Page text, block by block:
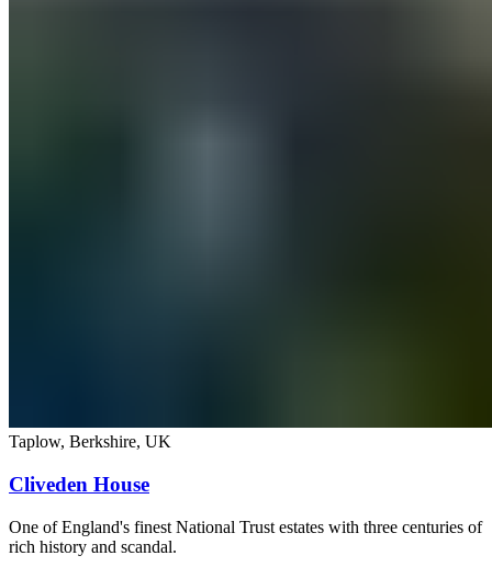
Taplow, Berkshire​​​​‌ ‍ ​‍​‍‌‍ ‌ ​‍‌‍‍‌‌‍‌ ‌‍‍‌‌‍ ‍​‍​‍​ ‍‍​‍​‍‌ ​ ‌‍​‌‌‍ ‍‌‍‍‌‌ ‌​‌ ‍‌​‍ ‍‌‍‍‌‌‍ ​‍​‍​‍ ​​‍​‍‌‍‍​‌ ​‍‌‍‌‌‌‍‌‍​‍​‍​ ‍‍​‍​‍‌‍‍​‌ ‌​‌ ‌​‌ ​​‌ ​ ​ ‍‍​‍ ​‍ ‌‍ ​​‍ ‌‌‍​‌‌‍ ‍‌‍‌​​‍ ‌‌ ​‍​‍ ‌‌‍‍​‌‍ ‌ ‌​‌‍‌‌‌‍ ​‌ ​ ​‍ ‌‌ ​ ‌ ‌​‌ ‌‌‌‍‌​‌‍‍‌‌‍ ​‍ ‍‌ ‌‍‌‍‌‌‌ ​‍‌‍​ ‌‍‌‌‌‍ ​​‍ ‍‌‍​‌‌ ​​‌ ​​​‍ ‌‍‍‌‌‍ ‍‌ ‌​‌‍‌‌‌‍ ‍‌ ‌​​‍ ‌‍‌‌‌‍‌​‌‍‍‌‌ ‌​​‍ ‌‍ ‌‌‍ ‌‍‌​‌‍‌‌​ ‌‌ ​​‌ ​‍‌‍‌‌‌ ​ ‌‍‌‌‌‍ ‍‌ ‌​‌‍​‌‌ ‌​‌‍‍‌‌‍ ‌‍ ‍​ ‍ ‌‍‍‌‌‍‌​​ ‌​ ​‍​ ‌ ​ ​‌​ ‍‌​ ‌​‌‍​ ​ ‌‌​ ‌ ​‍ ‌‌‍​‌‌‍​‌‌‍​‌​ ​ ​‍ ‌​ ‌​​ ‌‌​ ‌‌‌‍‌​​‍ ‌‌‍​‌​ ‍​​ ‌‍‌‍‌‍​‍ ‌‌‍‌‍‌‍​ ‌‍​‍​ ‍‌​ ‌ ​ ‌​​ ‌‌​ ‌‌‌‍​‍​ ​ ​ ​‌​ ​ ​ ‍ ‌ ‌​‌ ‍‌‌ ​​‌‍‌‌​ ‌‌‍‍​‌‍ ‌ ‌​‌‍‌‌‌‍ ​​ ‍ ‌ ​​‌‍​‌‌ ‌​‌‍‍​​ ‌‌‍ ​‌‍ ‌‍​ ‌‍​‌‌ ‌​‌‍‍‌‌‍ ‌‍ ‍​ ‌‍​‍‌‍​‌‌ ​ ‌‍‌‌‌‌‌‌‌ ​‍‌‍ ​​ ‌‌‍‍​‌ ‌​‌ ‌​‌ ​​‌ ​ ​‍‌‌​ ​ ‌​​‌​‍‌‌​ ​‍‌​‌‍​‍‌‌​ ​‍‌​‌‍‌‍ ​​‍ ‌‌‍​‌‌‍ ‍‌‍‌​​‍ ‌‌ ​‍​‍ ‌‌‍‍​‌‍ ‌ ‌​‌‍‌‌‌‍ ​‌ ​ ​‍ ‌‌ ​ ‌ ‌​‌ ‌‌‌‍‌​‌‍‍‌‌‍ ​‍ ‍‌ ‌‍‌‍‌‌‌ ​‍‌‍​ ‌‍‌‌‌‍ ​​‍ ‍‌‍​‌‌ ​​‌ ​​​‍‌‍‌‍‍‌‌‍‌​​ ‌​ ​‍​ ‌ ​ ​‌​ ‍‌​ ‌​‌‍​ ​ ‌‌​ ‌ ​‍ ‌‌‍​‌‌‍​‌‌‍​‌​ ​ ​‍ ‌​ ‌​​ ‌‌​ ‌‌‌‍‌​​‍ ‌‌‍​‌​ ‍​​ ‌‍‌‍‌‍​‍ ‌‌‍‌‍‌‍​ ‌‍​‍​ ‍‌​ ‌ ​ ‌​​ ‌‌​ ‌‌‌‍​‍​ ​ ​ ​‌​ ​ ​‍‌‍‌ ‌​‌ ‍‌‌ ​​‌‍‌‌​ ‌‌‍‍​‌‍ ‌ ‌​‌‍‌‌‌‍ ​​‍‌‍‌ ​​‌‍​‌‌ ‌​‌‍‍​​ ‌‌‍ ​‌‍ ‌‍​ ‌‍​‌‌ ‌​‌‍‍‌‌‍ ‌‍ ‍​‍‌‍‌ ​​‌‍‌‌‌ ​‍‌ ​ ‌ ​​‌‍‌‌‌‍​ ‌ ‌​‌‍‍‌‌ ‌‍‌‍‌‌​ ‌‌ ​​‌ ‌‌‌‍​‍‌‍ ​‌‍‍‌‌ ​ ‌‍‍​‌‍‌‌‌‍‌​​‍​‍‌ ‌, UK​​​​‌ ‍ ​‍​‍‌‍ ‌ ​‍‌‍‍‌‌‍‌ ‌‍‍‌‌‍ ‍​‍​‍​ ‍‍​‍​‍‌ ​ ‌‍​‌‌‍ ‍‌‍‍‌‌ ‌​‌ ‍‌​‍ ‍‌‍‍‌‌‍ ​‍​‍​‍ ​​‍​‍‌‍‍​‌ ​‍‌‍‌‌‌‍‌‍​‍​‍​ ‍‍​‍​‍‌‍‍​‌ ‌​‌ ‌​‌ ​​‌ ​ ​ ‍‍​‍ ​‍ ‌‍ ​​‍ ‌‌‍​‌‌‍ ‍‌‍‌​​‍ ‌‌ ​‍​‍ ‌‌‍‍​‌‍ ‌ ‌​‌‍‌‌‌‍ ​‌ ​ ​‍ ‌‌ ​ ‌ ‌​‌ ‌‌‌‍‌​‌‍‍‌‌‍ ​‍ ‍‌ ‌‍‌‍‌‌‌ ​‍‌‍​ ‌‍‌‌‌‍ ​​‍ ‍‌‍​‌‌ ​​‌ ​​​‍ ‌‍‍‌‌‍ ‍‌ ‌​‌‍‌‌‌‍ ‍‌ ‌​​‍ ‌‍‌‌‌‍‌​‌‍‍‌‌ ‌​​‍ ‌‍ ‌‌‍ ‌‍‌​‌‍‌‌​ ‌‌ ​​‌ ​‍‌‍‌‌‌ ​ ‌‍‌‌‌‍ ‍‌ ‌​‌‍​‌‌ ‌​‌‍‍‌‌‍ ‌‍ ‍​ ‍ ‌‍‍‌‌‍‌​​ ‌​ ​‌​ ‌ ​ ​‌​ ​​​ ​‌‌‍‌‍‌‍​ ​ ​​​‍ ‌​ ‍​‌‍‌‌‌‍‌​‌‍‌​​‍ ‌​ ‌​‌‍‌‌​ ​‍​ ‌​​‍ ‌​ ‍‌​ ‌​​ ‌​‌‍​ ​‍ ‌​ ​​‌‍‌‍‌‍​ ‌‍‌‍‌‍​‍​ ‌‌​ ‍​‌‍​‌​ ​​‌‍​‌​ ‌‍​ ​​​ ‍ ‌ ‌​‌ ‍‌‌ ​​‌‍‌‌​ ‌‌‍​ ‌‍ ‌ ‌‌‌‍ ‍‌ ‌​‌ ​‍‌ ‍‌​ ‍ ‌ ​​‌‍​‌‌ ‌​‌‍‍​​ ‌‌ ‌​‌‍‍‌‌ ‌​‌‍ ​‌‍‌‌​ ‌‍​‍‌‍​‌‌ ​ ‌‍‌‌‌‌‌‌‌ ​‍‌‍ ​​ ‌‌‍‍​‌ ‌​‌ ‌​‌ ​​‌ ​ ​‍‌‌​ ​ ‌​​‌​‍‌‌​ ​‍‌​‌‍​‍‌‌​ ​‍‌​‌‍‌‍ ​​‍ ‌‌‍​‌‌‍ ‍‌‍‌​​‍ ‌‌ ​‍​‍ ‌‌‍‍​‌‍ ‌ ‌​‌‍‌‌‌‍ ​‌ ​ ​‍ ‌‌ ​ ‌ ‌​‌ ‌‌‌‍‌​‌‍‍‌‌‍ ​‍ ‍‌ ‌‍‌‍‌‌‌ ​‍‌‍​ ‌‍‌‌‌‍ ​​‍ ‍‌‍​‌‌ ​​‌ ​​​‍‌‍‌‍‍‌‌‍‌​​ ‌​ ​‌​ ‌ ​ ​‌​ ​​​ ​‌‌‍‌‍‌‍​ ​ ​​​‍ ‌​ ‍​‌‍‌‌‌‍‌​‌‍‌​​‍ ‌​ ‌​‌‍‌‌​ ​‍​ ‌​​‍ ‌​ ‍‌​ ‌​​ ‌​‌‍​ ​‍ ‌​ ​​‌‍‌‍‌‍​ ‌‍‌‍‌‍​‍​ ‌‌​ ‍​‌‍​‌​ ​​‌‍​‌​ ‌‍​ ​​​‍‌‍‌ ‌​‌ ‍‌‌ ​​‌‍‌‌​ ‌‌‍​ ‌‍ ‌ ‌‌‌‍ ‍‌ ‌​‌ ​‍‌ ‍‌​‍‌‍‌ ​​‌‍​‌‌ ‌​‌‍‍​​ ‌‌ ‌​‌‍‍‌‌ ‌​‌‍ ​‌‍‌‌​‍‌‍‌ ​​‌‍‌‌‌ ​‍‌ ​ ‌ ​​‌‍‌‌‌‍​ ‌ ‌​‌‍‍‌‌ ‌‍‌‍‌‌​ ‌‌ ​​‌ ‌‌‌‍​‍‌‍ ​‌‍‍‌‌ ​ ‌‍‍​‌‍‌‌‌‍‌​​‍​‍‌ ‌
Cliveden House​​​​‌ ‍ ​‍​‍‌‍ ‌ ​‍‌‍‍‌‌‍‌ ‌‍‍‌‌‍ ‍​‍​‍​ ‍‍​‍​‍‌ ​ ‌‍​‌‌‍ ‍‌‍‍‌‌ ‌​‌ ‍‌​‍ ‍‌‍‍‌‌‍ ​‍​‍​‍ ​​‍​‍‌‍‍​‌ ​‍‌‍‌‌‌‍‌‍​‍​‍​ ‍‍​‍​‍‌‍‍​‌ ‌​‌ ‌​‌ ​​‌ ​ ​ ‍‍​‍ ​‍ ‌‍ ​​‍ ‌‌‍​‌‌‍ ‍‌‍‌​​‍ ‌‌ ​‍​‍ ‌‌‍‍​‌‍ ‌ ‌​‌‍‌‌‌‍ ​‌ ​ ​‍ ‌‌ ​ ‌ ‌​‌ ‌‌‌‍‌​‌‍‍‌‌‍ ​‍ ‍‌ ‌‍‌‍‌‌‌ ​‍‌‍​ ‌‍‌‌‌‍ ​​‍ ‍‌‍​‌‌ ​​‌ ​​​‍ ‌‍‍‌‌‍ ‍‌ ‌​‌‍‌‌‌‍ ‍‌ ‌​​‍ ‌‍‌‌‌‍‌​‌‍‍‌‌ ‌​​‍ ‌‍ ‌‌‍ ‌‍‌​‌‍‌‌​ ‌‌ ​​‌ ​‍‌‍‌‌‌ ​ ‌‍‌‌‌‍ ‍‌ ‌​‌‍​‌‌ ‌​‌‍‍‌‌‍ ‌‍ ‍​ ‍ ‌‍‍‌‌‍‌​​ ‌​ ​‍​ ‌ ​ ​‌​ ‍‌​ ‌​‌‍​ ​ ‌‌​ ‌ ​‍ ‌‌‍​‌‌‍​‌‌‍​‌​ ​ ​‍ ‌​ ‌​​ ‌‌​ ‌‌‌‍‌​​‍ ‌‌‍​‌​ ‍​​ ‌‍‌‍‌‍​‍ ‌‌‍‌‍‌‍​ ‌‍​‍​ ‍‌​ ‌ ​ ‌​​ ‌‌​ ‌‌‌‍​‍​ ​ ​ ​‌​ ​ ​ ‍ ‌ ‌​‌ ‍‌‌ ​​‌‍‌‌​ ‌‌‍‍​‌‍ ‌ ‌​‌‍‌‌‌‍ ​​ ‍ ‌ ​​‌‍​‌‌ ‌​‌‍‍​​ ‌‌ ‌​‌‍‍‌‌ ‌​‌‍ ​‌‍‌‌​ ‌‍​‍‌‍​‌‌ ​ ‌‍‌‌‌‌‌‌‌ ​‍‌‍ ​​ ‌‌‍‍​‌ ‌​‌ ‌​‌ ​​‌ ​ ​‍‌‌​ ​ ‌​​‌​‍‌‌​ ​‍‌​‌‍​‍‌‌​ ​‍‌​‌‍‌‍ ​​‍ ‌‌‍​‌‌‍ ‍‌‍‌​​‍ ‌‌ ​‍​‍ ‌‌‍‍​‌‍ ‌ ‌​‌‍‌‌‌‍ ​‌ ​ ​‍ ‌‌ ​ ‌ ‌​‌ ‌‌‌‍‌​‌‍‍‌‌‍ ​‍ ‍‌ ‌‍‌‍‌‌‌ ​‍‌‍​ ‌‍‌‌‌‍ ​​‍ ‍‌‍​‌‌ ​​‌ ​​​‍‌‍‌‍‍‌‌‍‌​​ ‌​ ​‍​ ‌ ​ ​‌​ ‍‌​ ‌​‌‍​ ​ ‌‌​ ‌ ​‍ ‌‌‍​‌‌‍​‌‌‍​‌​ ​ ​‍ ‌​ ‌​​ ‌‌​ ‌‌‌‍‌​​‍ ‌‌‍​‌​ ‍​​ ‌‍‌‍‌‍​‍ ‌‌‍‌‍‌‍​ ‌‍​‍​ ‍‌​ ‌ ​ ‌​​ ‌‌​ ‌‌‌‍​‍​ ​ ​ ​‌​ ​ ​‍‌‍‌ ‌​‌ ‍‌‌ ​​‌‍‌‌​ ‌‌‍‍​‌‍ ‌ ‌​‌‍‌‌‌‍ ​​‍‌‍‌ ​​‌‍​‌‌ ‌​‌‍‍​​ ‌‌ ‌​‌‍‍‌‌ ‌​‌‍ ​‌‍‌‌​‍‌‍‌ ​​‌‍‌‌‌ ​‍‌ ​ ‌ ​​‌‍‌‌‌‍​ ‌ ‌​‌‍‍‌‌ ‌‍‌‍‌‌​ ‌‌ ​​‌ ‌‌‌‍​‍‌‍ ​‌‍‍‌‌ ​ ‌‍‍​‌‍‌‌‌‍‌​​‍​‍‌ ‌
One of England's finest National Trust estates with three centuries of
rich history and scandal.​​​​‌ ‍ ​‍​‍‌‍ ‌ ​‍‌‍‍‌‌‍‌ ‌‍‍‌‌‍ ‍​‍​‍​ ‍‍​‍​‍‌ ​ ‌‍​‌‌‍ ‍‌‍‍‌‌ ‌​‌ ‍‌​‍ ‍‌‍‍‌‌‍ ​‍​‍​‍ ​​‍​‍‌‍‍​‌ ​‍‌‍‌‌‌‍‌‍​‍​‍​ ‍‍​‍​‍‌‍‍​‌ ‌​‌ ‌​‌ ​​‌ ​ ​ ‍‍​‍ ​‍ ‌‍ ​​‍ ‌‌‍​‌‌‍ ‍‌‍‌​​‍ ‌‌ ​‍​‍ ‌‌‍‍​‌‍ ‌ ‌​‌‍‌‌‌‍ ​‌ ​ ​‍ ‌‌ ​ ‌ ‌​‌ ‌‌‌‍‌​‌‍‍‌‌‍ ​‍ ‍‌ ‌‍‌‍‌‌‌ ​‍‌‍​ ‌‍‌‌‌‍ ​​‍ ‍‌‍​‌‌ ​​‌ ​​​‍ ‌‍‍‌‌‍ ‍‌ ‌​‌‍‌‌‌‍ ‍‌ ‌​​‍ ‌‍‌‌‌‍‌​‌‍‍‌‌ ‌​​‍ ‌‍ ‌‌‍ ‌‍‌​‌‍‌‌​ ‌‌ ​​‌ ​‍‌‍‌‌‌ ​ ‌‍‌‌‌‍ ‍‌ ‌​‌‍​‌‌ ‌​‌‍‍‌‌‍ ‌‍ ‍​ ‍ ‌‍‍‌‌‍‌​​ ‌​ ​‍​ ‌ ​ ​‌​ ‍‌​ ‌​‌‍​ ​ ‌‌​ ‌ ​‍ ‌‌‍​‌‌‍​‌‌‍​‌​ ​ ​‍ ‌​ ‌​​ ‌‌​ ‌‌‌‍‌​​‍ ‌‌‍​‌​ ‍​​ ‌‍‌‍‌‍​‍ ‌‌‍‌‍‌‍​ ‌‍​‍​ ‍‌​ ‌ ​ ‌​​ ‌‌​ ‌‌‌‍​‍​ ​ ​ ​‌​ ​ ​ ‍ ‌ ‌​‌ ‍‌‌ ​​‌‍‌‌​ ‌‌‍‍​‌‍ ‌ ‌​‌‍‌‌‌‍ ​​ ‍ ‌ ​​‌‍​‌‌ ‌​‌‍‍​​ ‌‌‍‌‌‌ ‍​‌‍​ ‌‍‌‌‌ ​‍‌ ​​‌ ‌​​ ‌‍​‍‌‍​‌‌ ​ ‌‍‌‌‌‌‌‌‌ ​‍‌‍ ​​ ‌‌‍‍​‌ ‌​‌ ‌​‌ ​​‌ ​ ​‍‌‌​ ​ ‌​​‌​‍‌‌​ ​‍‌​‌‍​‍‌‌​ ​‍‌​‌‍‌‍ ​​‍ ‌‌‍​‌‌‍ ‍‌‍‌​​‍ ‌‌ ​‍​‍ ‌‌‍‍​‌‍ ‌ ‌​‌‍‌‌‌‍ ​‌ ​ ​‍ ‌‌ ​ ‌ ‌​‌ ‌‌‌‍‌​‌‍‍‌‌‍ ​‍ ‍‌ ‌‍‌‍‌‌‌ ​‍‌‍​ ‌‍‌‌‌‍ ​​‍ ‍‌‍​‌‌ ​​‌ ​​​‍‌‍‌‍‍‌‌‍‌​​ ‌​ ​‍​ ‌ ​ ​‌​ ‍‌​ ‌​‌‍​ ​ ‌‌​ ‌ ​‍ ‌‌‍​‌‌‍​‌‌‍​‌​ ​ ​‍ ‌​ ‌​​ ‌‌​ ‌‌‌‍‌​​‍ ‌‌‍​‌​ ‍​​ ‌‍‌‍‌‍​‍ ‌‌‍‌‍‌‍​ ‌‍​‍​ ‍‌​ ‌ ​ ‌​​ ‌‌​ ‌‌‌‍​‍​ ​ ​ ​‌​ ​ ​‍‌‍‌ ‌​‌ ‍‌‌ ​​‌‍‌‌​ ‌‌‍‍​‌‍ ‌ ‌​‌‍‌‌‌‍ ​​‍‌‍‌ ​​‌‍​‌‌ ‌​‌‍‍​​ ‌‌‍‌‌‌ ‍​‌‍​ ‌‍‌‌‌ ​‍‌ ​​‌ ‌​​‍‌‍‌ ​​‌‍‌‌‌ ​‍‌ ​ ‌ ​​‌‍‌‌‌‍​ ‌ ‌​‌‍‍‌‌ ‌‍‌‍‌‌​ ‌‌ ​​‌ ‌‌‌‍​‍‌‍ ​‌‍‍‌‌ ​ ‌‍‍​‌‍‌‌‌‍‌​​‍​‍‌ ‌